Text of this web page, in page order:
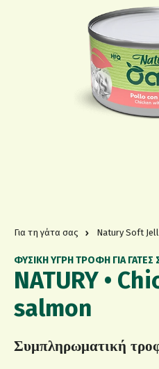
Για τη γάτα σας Natury Soft
NATURY •
salmon
ΦΥΣΙΚΗ ΥΓΡΗ ΤΡΟΦΗ ΓΙΑ ΓΑΤΕΣ
Συμπληρωματική